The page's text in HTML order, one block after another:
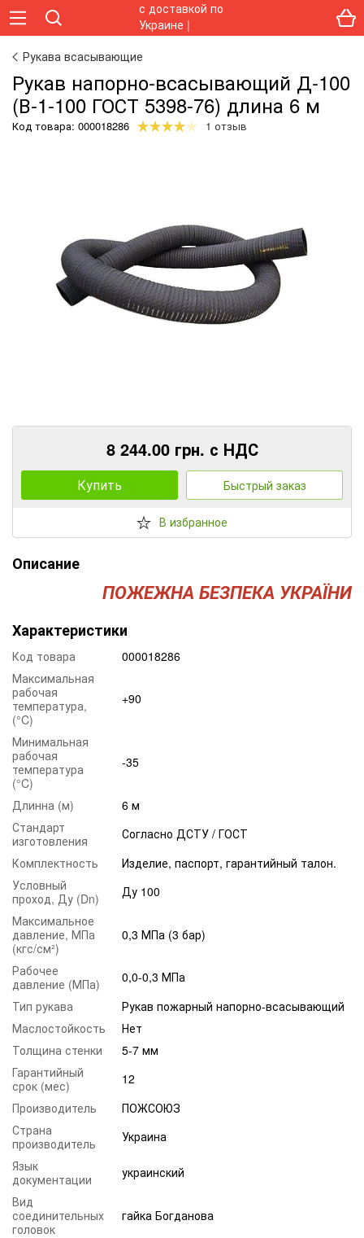
Рукава всасывающие
Рукав напорно-всасывающий Д-100
(В-1-100 ГОСТ 5398-76) длина 6 м
Код товара: 000018286 1 отзыв
8 244.00 грн. с НДС
Купить Быстрый заказ
В избранное
Описание
ПОЖЕЖНА БЕЗПЕКА УКРАЇНИ
Характеристики
Код товара
000018286
Максимальная
рабочая
температура,
(°C)
+90
Минимальная
рабочая
температура
(°C)
-35
Длинна (м)
6 м
Стандарт
изготовления
Согласно ДСТУ / ГОСТ
Комплектность
Изделие, паспорт, гарантийный талон.
Условный
проход, Ду (Dn)
Ду 100
Максимальное
давление, МПа
(кгс/см²)
0,3 МПа (3 бар)
Рабочее
давление (МПа)
0,0-0,3 МПа
Тип рукава
Рукав пожарный напорно-всасывающий
Маслостойкость
Нет
Толщина стенки
5-7 мм
Гарантийный
срок (мес)
12
Производитель
ПОЖСОЮЗ
Страна
производитель
Украина
Язык
документации
украинский
Вид
соединительных
головок
гайка Богданова